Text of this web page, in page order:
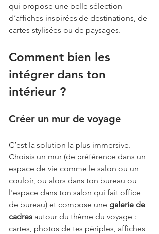
qui propose une belle sélection
d’affiches inspirées de destinations, de
cartes stylisées ou de paysages.
Comment bien les
intégrer dans ton
intérieur ?
Créer un mur de voyage
C’est la solution la plus immersive.
Choisis un mur (de préférence dans un
espace de vie comme le salon ou un
couloir, ou alors dans ton bureau ou
l'espace dans ton salon qui fait office
de bureau) et compose une galerie de
cadres autour du thème du voyage :
cartes, photos de tes périples, affiches